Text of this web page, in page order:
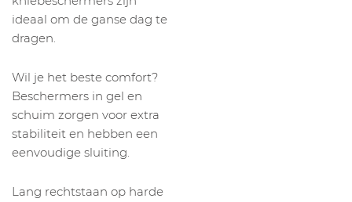
ideaal om de ganse dag te
dragen.
Wil je het beste comfort?
Beschermers in gel en
schuim zorgen voor extra
stabiliteit en hebben een
eenvoudige sluiting.
Lang rechtstaan op harde